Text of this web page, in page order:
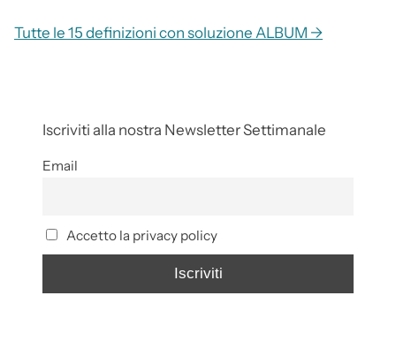
Tutte le 15 definizioni con soluzione ALBUM →
Iscriviti alla nostra Newsletter Settimanale
Email
Accetto la privacy policy